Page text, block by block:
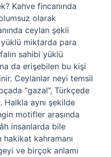
Kahve fincanında
olarak
ceylan şekli
miktarda para
sahibi yüklü
da erişebilen bu kişi
Ceylanlar neyi temsil
“gazal”, Türkçede
Halkla aynı şekilde
motifler arasında
insanlarda bile
kahramanı
ve birçok anlamı